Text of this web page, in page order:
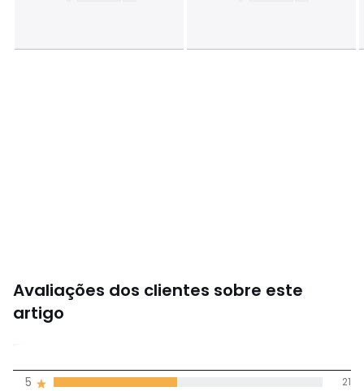
Avaliações dos clientes sobre este
artigo
4
5 21